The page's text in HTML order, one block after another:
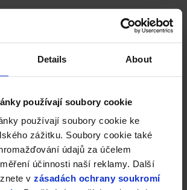
Details About
používají soubory cookie
používají soubory cookie ke
zážitku. Soubory cookie také
údajů za účelem
účinnosti naší reklamy. Další
v zásadách ochrany soukromí